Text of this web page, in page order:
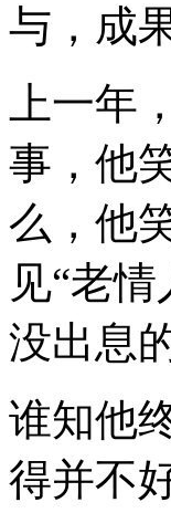
与，成
上一年
事，他
么，他
见“老
没出息
谁知他
得并不